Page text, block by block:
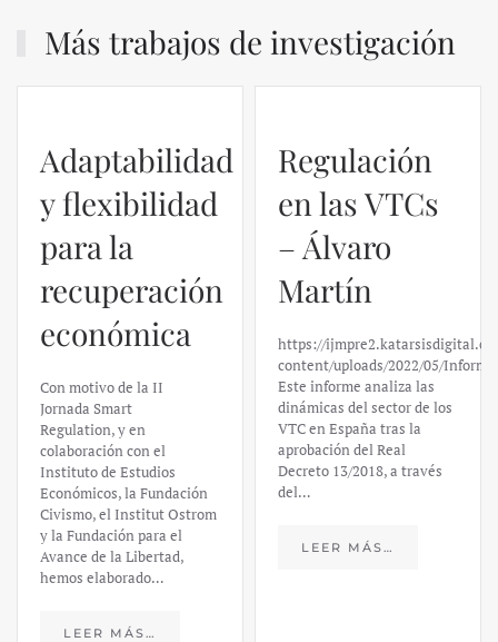
Más trabajos de investigación
Adaptabilidad
y flexibilidad
para la
recuperación
económica
Con motivo de la II
Jornada Smart
Regulation, y en
colaboración con el
Instituto de Estudios
Económicos, la Fundación
Civismo, el Institut Ostrom
y la Fundación para el
Avance de la Libertad,
hemos elaborado…
LEER MÁS…
Regulación
en las VTCs
– Álvaro
Martín
https://
content/uploads/2022/05/
Este informe analiza las
dinámicas del sector de los
VTC en España tras la
aprobación del Real
Decreto 13/2018, a través
del…
LEER MÁS…